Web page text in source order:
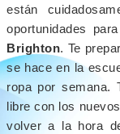
están
oportunidades para
Brighton. Te
se hace en la
ropa por semana.
libre con los
volver a la hora